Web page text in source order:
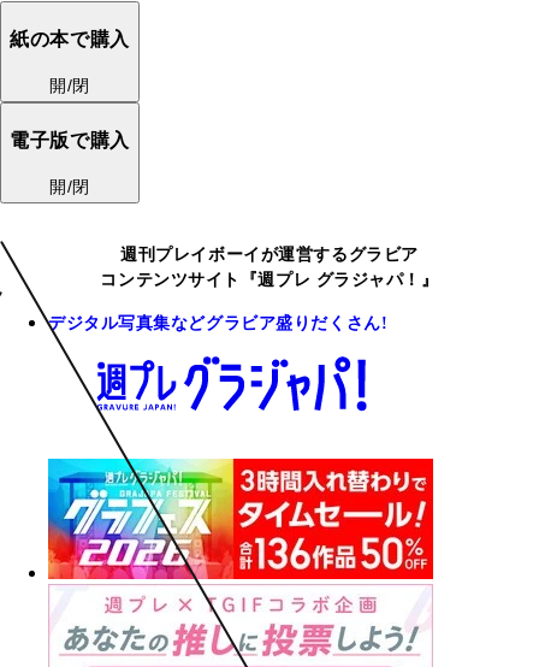
紙の本で購入
開/閉
電子版で購入
開/閉
週刊プレイボーイが運営するグラビア
コンテンツサイト『週プレ グラジャパ！』
デジタル写真集などグラビア盛りだくさん!